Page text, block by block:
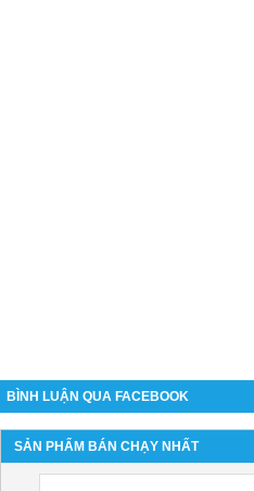
BÌNH LUẬN QUA FACEBOOK
SẢN PHẨM BÁN CHẠY NHẤT